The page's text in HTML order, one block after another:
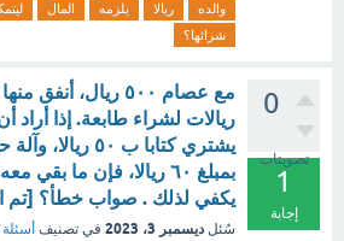
والده
ريالا يلزمه المال
شرائها؟
0
تصويتات
1
إجابة
ريالات لشراء طابعة. إذا أراد
يشتري كتابا ب ٥٠
بمبلغ ٦٠ ريالا، فإن ما بقي معه
يكفي لذلك . صواب خطأ؟ [تم
سُئل ديسمبر 3، 2023 في تصنيف